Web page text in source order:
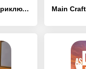
Полная труба: Приключения Дяди - [MOD Бесконечные деньги]